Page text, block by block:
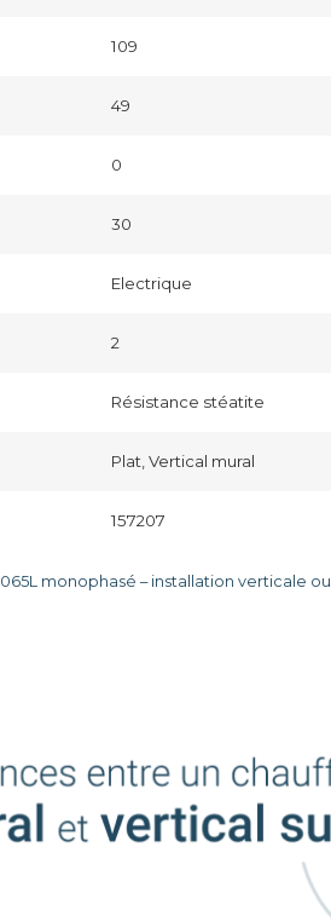
109
49
0
30
Electrique
2
Résistance stéatite
Plat, Vertical mural
157207
monophasé – installation verticale